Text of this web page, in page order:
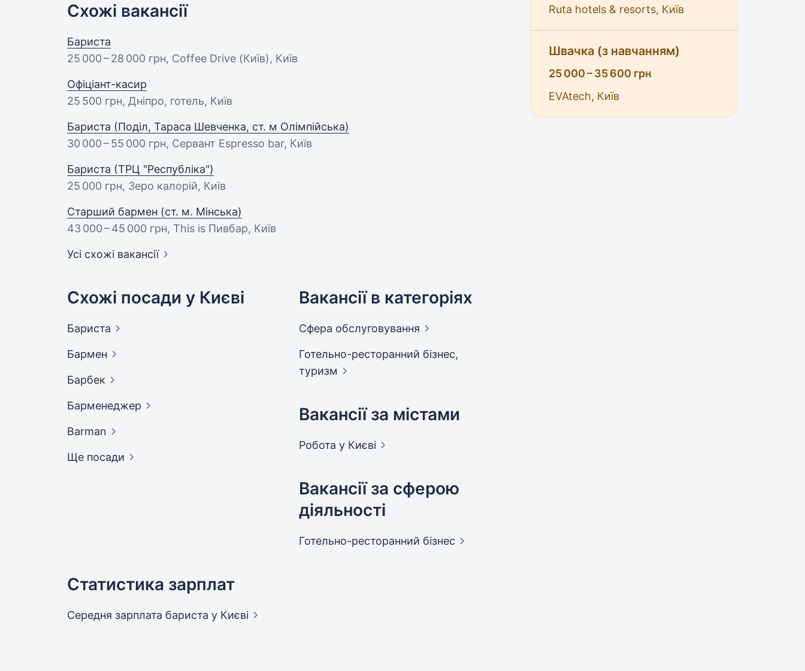
Схожі вакансії
Бариста
25 000 – 28 000 грн, Coffee Drive (Київ), Київ
Офіціант-касир
25 500 грн, Дніпро, готель, Київ
Бариста (Поділ, Тараса Шевченка, ст. м Олімпійська)
30 000 – 55 000 грн, Сервант Espresso bar, Київ
Бариста (ТРЦ "Республіка")
25 000 грн, Зеро калорій, Київ
Старший бармен (ст. м. Мінська)
43 000 – 45 000 грн, This is Пивбар, Київ
Усі схожі вакансії
Схожі посади у Києві
Бариста
Бармен
Барбек
Барменеджер
Barman
Ще посади
Вакансії в категоріях
Сфера обслуговування
Готельно-ресторанний бізнес,
туризм
Вакансії за містами
Робота у Києві
Вакансії за сферою
діяльності
Готельно-ресторанний бізнес
Статистика зарплат
Середня зарплата бариста у Києві
Ruta hotels & resorts, Київ
Швачка (з навчанням)
25 000 – 35 600 грн
EVAtech, Київ